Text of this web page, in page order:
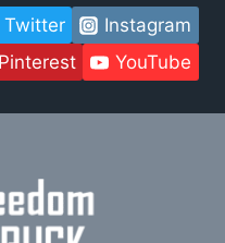
Twitter
Instagram
Pinterest
YouTube